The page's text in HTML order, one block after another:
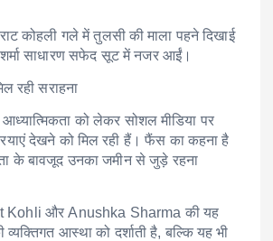
कोहली गले में तुलसी की माला पहने दिखाई
साधारण सफेद सूट में नजर आईं।
रही सराहना
आध्यात्मिकता को लेकर सोशल मीडिया पर
देखने को मिल रही हैं। फैंस का कहना है
के बावजूद उनका जमीन से जुड़े रहना
Kohli औरAnushka Sharma की यह
व्यक्तिगत आस्था को दर्शाती है, बल्कि यह भी